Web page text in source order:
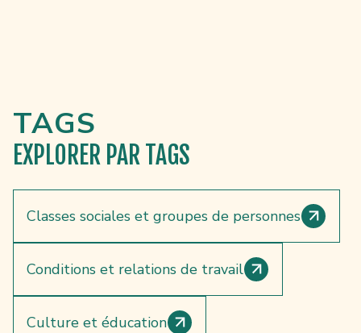
TAGS
EXPLORER PAR TAGS
Classes sociales et groupes de personnes
Conditions et relations de travail
Culture et éducation